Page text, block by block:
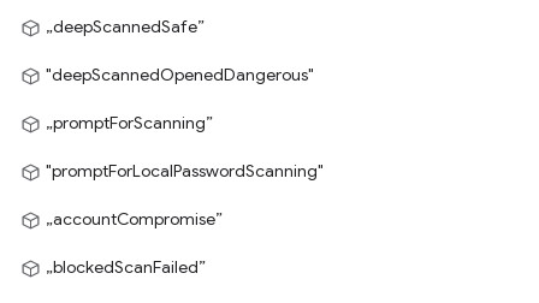
„deepScannedSafe”
"deepScannedOpenedDangerous"
„promptForScanning”
"promptForLocalPasswordScanning"
„accountCompromise”
„blockedScanFailed”